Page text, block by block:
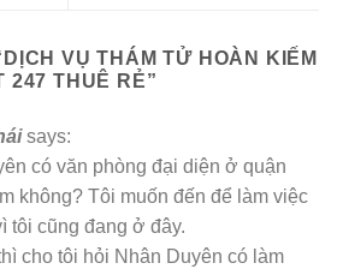
DỊCH VỤ THÁM TỬ HOÀN KIẾM
247 THUÊ RẺ”
says:
có văn phòng đại diện ở quận
không? Tôi muốn đến để làm việc
tôi cũng đang ở đây.
cho tôi hỏi Nhân Duyên có làm